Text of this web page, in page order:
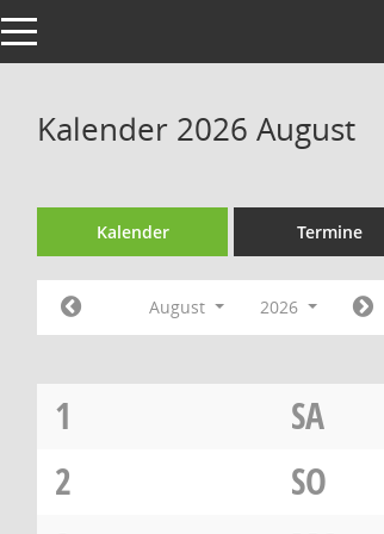
Toggle navigation
Kalender 2026 August
Kalender Termine
August 2026
1
SA
2
SO